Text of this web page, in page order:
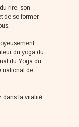
rire, son
de se former,
du yoga du
du Yoga du
national de
dans la vitalité